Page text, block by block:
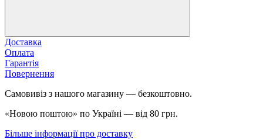
Доставка
Оплата
Гарантія
Повернення
Самовивіз з нашого магазину — безкоштовно.
«Новою поштою» по Україні — від 80 грн.
Більше інформації про доставку